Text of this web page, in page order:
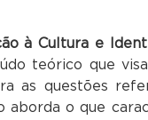
à Cultura e
teórico que
as questões
aborda o que